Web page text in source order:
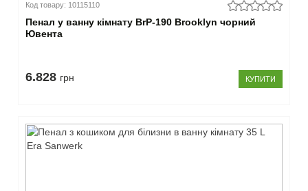
Код товару: 10115110
Пенал у ванну кімнату BrP-190 Brooklyn чорний
Ювента
6.828 грн КУПИТИ